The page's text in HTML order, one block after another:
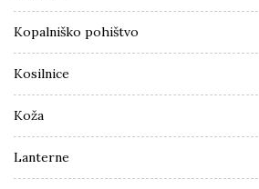
Kopalniško pohištvo
Kosilnice
Koža
Lanterne